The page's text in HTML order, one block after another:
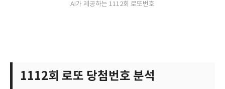
AI가 제공하는 1112회 로또번호
1112회 로또 당첨번호 분석